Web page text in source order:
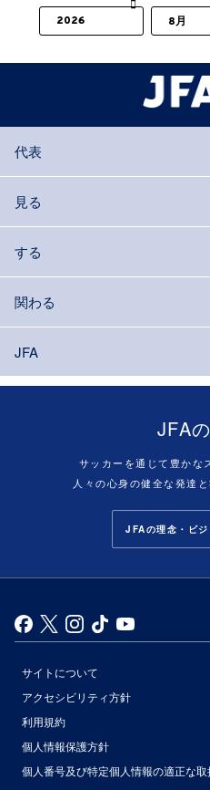
代表
見る
する
関わる
JFA
JFA
サッカーを通じて豊かな
人々の心身の健全な発達
JFAの理念・ビ
サイトについて
アクセシビリティ方針
利用規約
個人情報保護方針
個人番号及び特定個人情報の適正な